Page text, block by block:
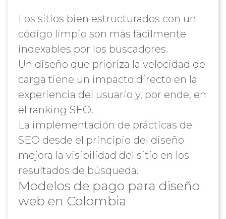
Los sitios bien estructurados con un
código limpio son más fácilmente
indexables por los buscadores.
Un diseño que prioriza la velocidad de
carga tiene un impacto directo en la
experiencia del usuario y, por ende, en
el ranking SEO.
La implementación de prácticas de
SEO desde el principio del diseño
mejora la visibilidad del sitio en los
resultados de búsqueda.
Modelos de pago para diseño
web en Colombia